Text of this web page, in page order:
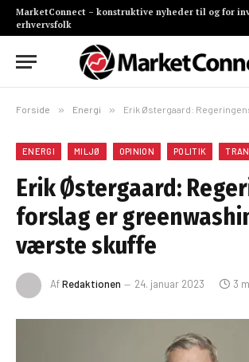
MarketConnect – konstruktive nyheder til og for
erhvervsfolk
Forside » Energi » Erik Østergaard: Regeringens forslag er
ENERGI MILJØ OPINION POLITIK
Erik Østergaard:
forslag er
værste skuffe
AfRedaktionen 24. januar 2023 3